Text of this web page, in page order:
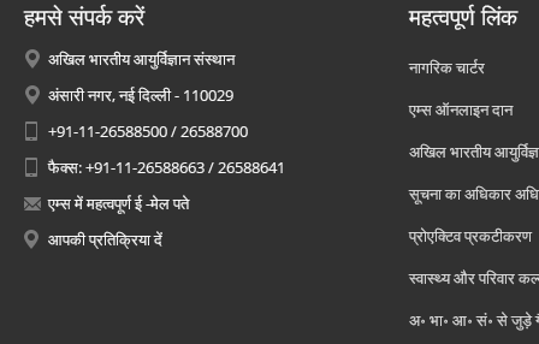
हमसे संपर्क करें
अखिल भारतीय आयुर्विज्ञान संस्थान
अंसारी नगर, नई दिल्ली - 110029
+91-11-26588500 / 26588700
फैक्स: +91-11-26588663 / 26588641
एम्स में महत्वपूर्ण ई -मेल पते
आपकी प्रतिक्रिया दें
महत्वपूर्ण लिंक
नागरिक चार्टर
एम्स ऑनलाइन दान
अखिल भारतीय
सूचना का अधिकार
प्रोएक्टिव प्रकटीकरण
स्वास्थ्य और परिवार
अ॰ भा॰ आ॰ सं॰ से जुड़े